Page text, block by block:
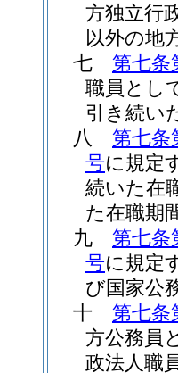
方独立行
以外の地
七
第七条
職員とし
引き続い
八
第七条
号に規定
続いた在
た在職期
九
第七条
号に規定
び国家公
十
第七条
方公務員
政法人職